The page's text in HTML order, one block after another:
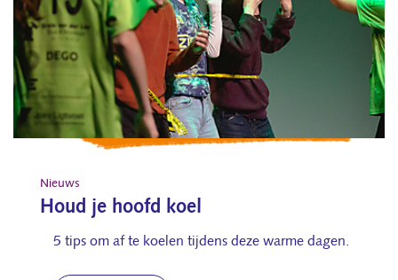
Nieuws
Houd je hoofd koel
5 tips om af te koelen tijdens deze warme dagen.